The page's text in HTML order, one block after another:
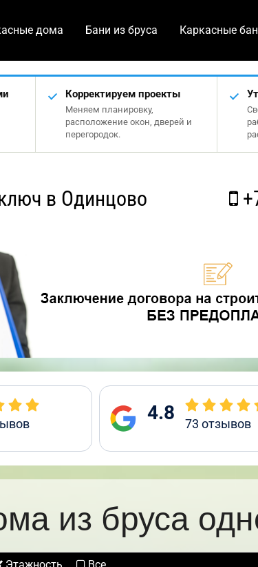
дома Бани из бруса Каркасные
Корректируем проекты
Меняем планировку,
расположение окон, дверей и
перегородок.
в Одинцово
4.8 73 отзывов
из бруса